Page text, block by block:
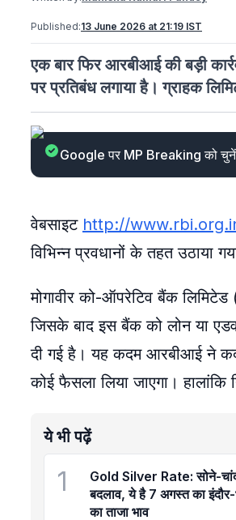
Published:13 June 2026 at 21:19 IST
एक बार फिर आरबीआई की बड़ी
पर प्रतिबंध लगाया है। ग्राहक
Google पर MP Breaking को चुनें
वेबसाइट http://
विभिन्न प्रवधानों के तहत उठाया
मोगावीर को-ऑपरेटिव बैंक
जिसके बाद इस बैंक को लोन या
दी गई है। यह कदम आरबीआई ने
कोई फैसला लिया जाएगा। हालांकि
ये भी पढ़ें
1
Gold Silver Rate: सोने-
बदलाव, ये है 7 अगस्त का
का ताजा भाव